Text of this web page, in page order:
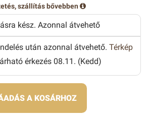
szállítás bővebben
kész. Azonnal átvehető
után azonnal átvehető. Térkép
érkezés 08.11. (Kedd)
A KOSÁRHOZ